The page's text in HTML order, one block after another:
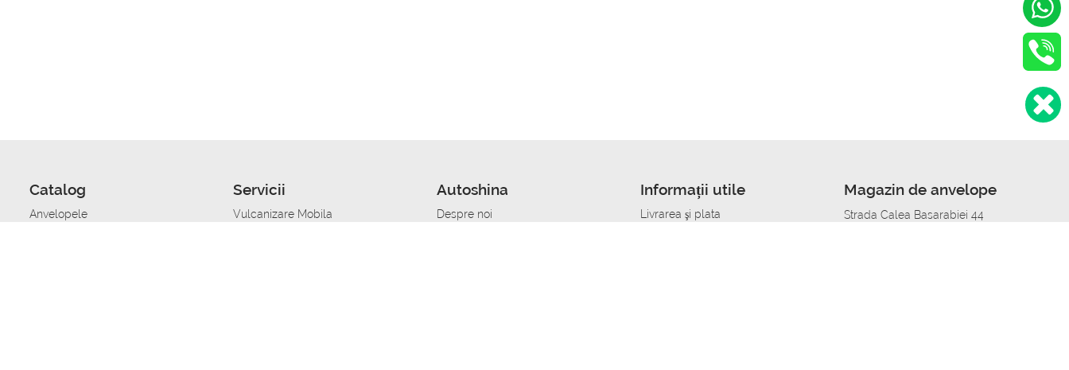
Catalog
Anvelopele
Servicii
Vulcanizare Mobila
Autoshina
Despre noi
Informații utile
Livrarea şi plata
Magazin de anvelope
Strada Calea Basarabiei 44